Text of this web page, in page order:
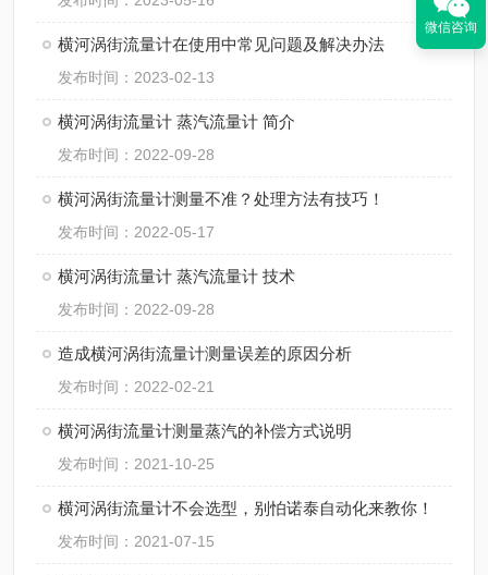
横河涡街流量计在使用中常见问题及解决办法
发布时间：2023-02-13
横河涡街流量计 蒸汽流量计 简介
发布时间：2022-09-28
横河涡街流量计测量不准？处理方法有技巧！
发布时间：2022-05-17
横河涡街流量计 蒸汽流量计 技术
发布时间：2022-09-28
造成横河涡街流量计测量误差的原因分析
发布时间：2022-02-21
横河涡街流量计测量蒸汽的补偿方式说明
发布时间：2021-10-25
横河涡街流量计不会选型，别怕诺泰自动化来教你！
发布时间：2021-07-15
微信咨询